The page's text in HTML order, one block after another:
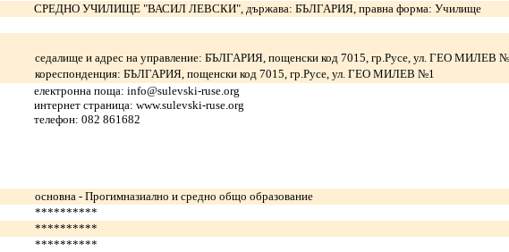
СРЕДНО УЧИЛИЩЕ "ВАСИЛ ЛЕВСКИ", държава: БЪЛГАРИЯ, правна форма: Училище
седалище и адрес на управление: БЪЛГАРИЯ, пощенски код 7015, гр.Русе, ул. ГЕО МИЛЕВ
кореспонденция: БЪЛГАРИЯ, пощенски код 7015, гр.Русе, ул. ГЕО МИЛЕВ №1
електронна поща: info@sulevski-ruse.org
интернет страница: www.sulevski-ruse.org
телефон: 082 861682
основна - Прогимназиално и средно общо образование
**********
**********
**********